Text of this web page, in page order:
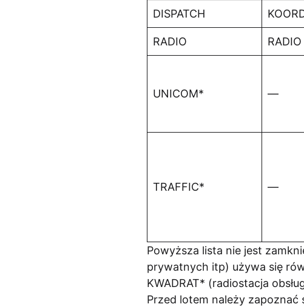
DISPATCH
RADIO RADIO
UNICOM* —
TRAFFIC* —
Powyższa lista nie jest
prywatnych itp) używa się
KWADRAT* (radiostacja
Przed lotem należy